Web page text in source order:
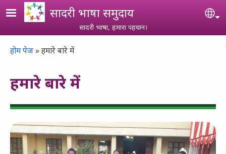
Skip to main content
सादरी भाषा समुदाय
सादरी भाषा, हमारा पहचान।
Breadcrumb
होम पेज हमारे बारे में
हमारे बारे में